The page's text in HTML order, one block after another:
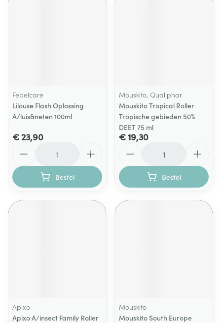
Febelcare
Lilouse Flash Oplossing
A/luis&neten 100ml
€ 23,90
Bestel
Mouskito, Qualiphar
Mouskito Tropical Roller
Tropische gebieden 50%
DEET 75 ml
€ 19,30
Bestel
Apixo
Apixo A/insect Family Roller
Mouskito
Mouskito South Europe